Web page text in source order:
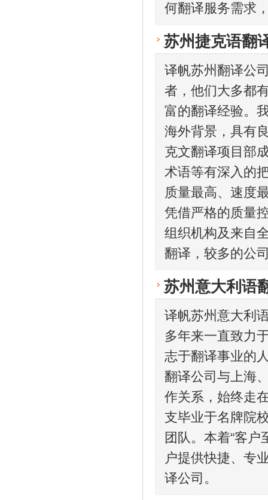
何翻译服务需求
苏州捷克语翻
译帆苏州翻译公
者，他们大多都
富的翻译经验。
海外背景，具有
克文翻译项目部
术语等有深入的
质量最高、速度
凭借严格的质量
组织机构及来自
翻译，较多的公
苏州意大利语
译帆苏州意大利
多年来一直致力
志于翻译事业的
翻译公司与上海
作关系，始终走
支毕业于名牌院
团队。本着“客户
户提供快捷、专
译公司。